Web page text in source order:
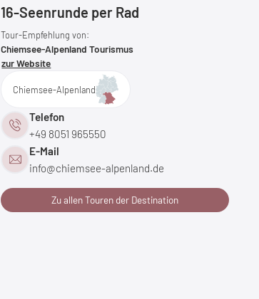
16-Seenrunde per Rad
Tour-Empfehlung von:
Chiemsee-Alpenland Tourismus
zur Website
Chiemsee-Alpenland
Telefon
+49 8051 965550
E-Mail
info@chiemsee-alpenland.de
Zu allen Touren der Destination